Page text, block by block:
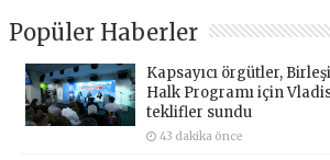
Popüler Haberler
Kapsayıcı örgütler,
Halk Programı için
teklifler sundu
43 dakika önce